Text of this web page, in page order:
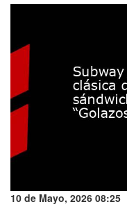
10 de Mayo, 2026 08:25